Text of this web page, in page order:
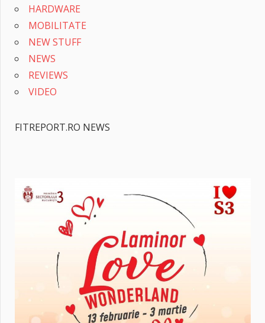
HARDWARE
MOBILITATE
NEW STUFF
NEWS
REVIEWS
VIDEO
FITREPORT.RO NEWS